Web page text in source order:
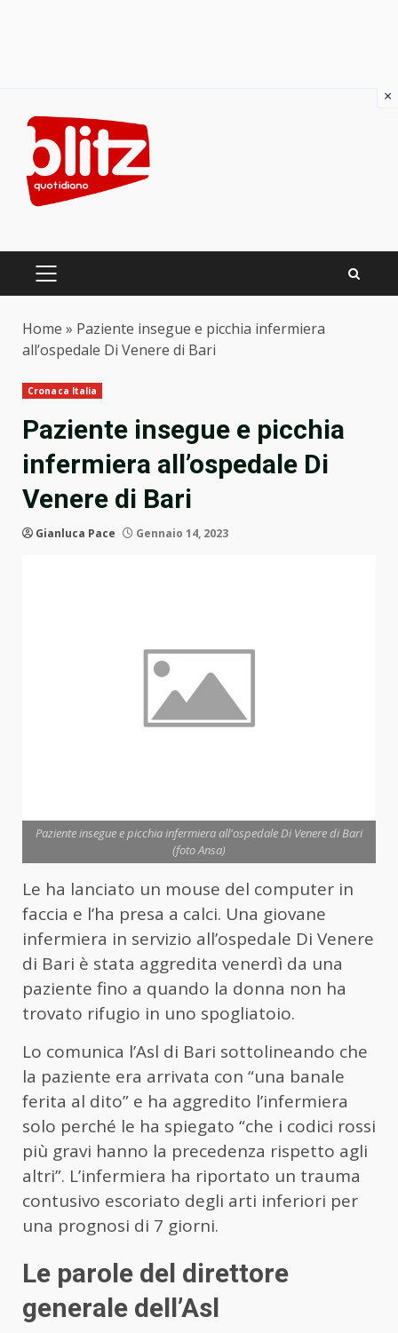
content
PRIMARY
Home » Paziente insegue e picchia infermiera
all’ospedale Di Venere di Bari
Cronaca Italia
Paziente insegue e picchia
infermiera all’ospedale Di
Venere di Bari
Gianluca Pace Gennaio 14, 2023
Paziente insegue e picchia infermiera all'ospedale Di Venere di Bari
(foto Ansa)
Le ha lanciato un mouse del computer in
faccia e l’ha presa a calci. Una giovane
infermiera in servizio all’ospedale Di Venere
di Bari è stata aggredita venerdì da una
paziente fino a quando la donna non ha
trovato rifugio in uno spogliatoio.
Lo comunica l’Asl di Bari sottolineando che
la paziente era arrivata con “una banale
ferita al dito” e ha aggredito l’infermiera
solo perché le ha spiegato “che i codici rossi
più gravi hanno la precedenza rispetto agli
altri”. L’infermiera ha riportato un trauma
contusivo escoriato degli arti inferiori per
una prognosi di 7 giorni.
Le parole del direttore
generale dell’Asl
×